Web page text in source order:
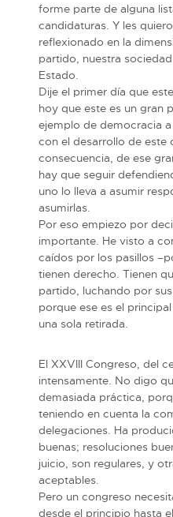
forme parte de alguna
candidaturas. Y les
reflexionado en la
partido, nuestra
Estado.
Dije el primer día que
hoy que este es un gran
ejemplo de democracia
con el desarrollo de este
consecuencia, de ese
hay que seguir
uno lo lleva a asumir
asumirlas.
Por eso empiezo por
importante. He visto a
caídos por los pasillos
tienen derecho. Tienen
partido, luchando por
porque ese es el
una sola retirada.
El XXVIII Congreso, del
intensamente. No digo
demasiada práctica,
teniendo en cuenta la
delegaciones. Ha
buenas; resoluciones
juicio, son regulares, y
aceptables.
Pero un congreso
desde el principio hasta